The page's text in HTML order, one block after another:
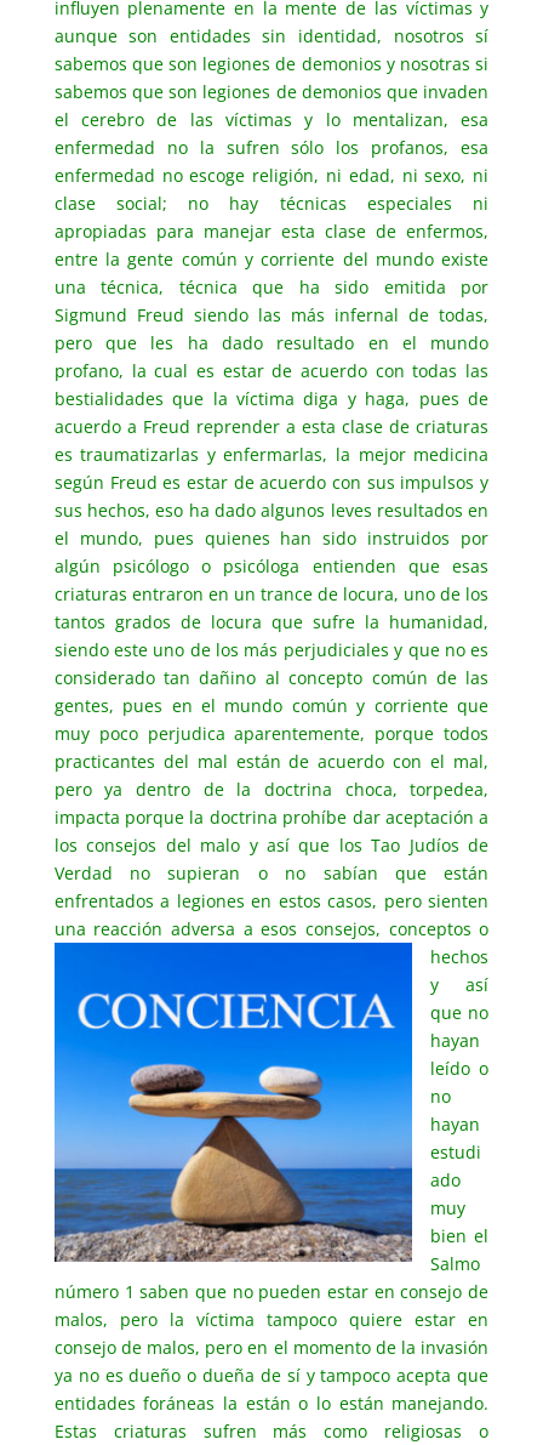
influyen plenamente en la mente de las víctimas y
aunque son entidades sin identidad, nosotros sí
sabemos que son legiones de demonios y nosotras si
sabemos que son legiones de demonios que invaden
el cerebro de las víctimas y lo mentalizan, esa
enfermedad no la sufren sólo los profanos, esa
enfermedad no escoge religión, ni edad, ni sexo, ni
clase social; no hay técnicas especiales ni
apropiadas para manejar esta clase de enfermos,
entre la gente común y corriente del mundo existe
una técnica, técnica que ha sido emitida por
Sigmund Freud siendo las más infernal de todas,
pero que les ha dado resultado en el mundo
profano, la cual es estar de acuerdo con todas las
bestialidades que la víctima diga y haga, pues de
acuerdo a Freud reprender a esta clase de criaturas
es traumatizarlas y enfermarlas, la mejor medicina
según Freud es estar de acuerdo con sus impulsos y
sus hechos, eso ha dado algunos leves resultados en
el mundo, pues quienes han sido instruidos por
algún psicólogo o psicóloga entienden que esas
criaturas entraron en un trance de locura, uno de los
tantos grados de locura que sufre la humanidad,
siendo este uno de los más perjudiciales y que no es
considerado tan dañino al concepto común de las
gentes, pues en el mundo común y corriente que
muy poco perjudica aparentemente, porque todos
practicantes del mal están de acuerdo con el mal,
pero ya dentro de la doctrina choca, torpedea,
impacta porque la doctrina prohíbe dar aceptación a
los consejos del malo y así que los Tao Judíos de
Verdad no supieran o no sabían que están
enfrentados a legiones en estos casos, pero sienten
una reacción adversa a esos consejos, conceptos o
hechos
y así
que no
hayan
leído o
no
hayan
estudi
ado
muy
bien el
Salmo
número 1 saben que no pueden estar en consejo de
malos, pero la víctima tampoco quiere estar en
consejo de malos, pero en el momento de la invasión
ya no es dueño o dueña de sí y tampoco acepta que
entidades foráneas la están o lo están manejando.
Estas criaturas sufren más como religiosas o